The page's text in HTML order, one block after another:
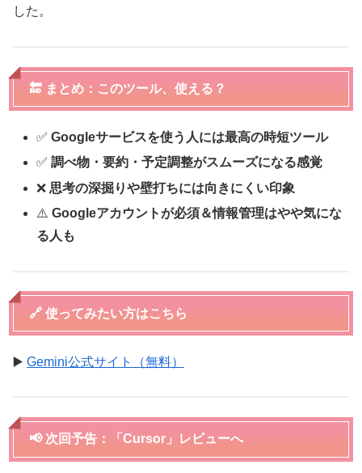
した。
🔚 まとめ：このツール、使える？
✅Googleサービスを使う人には最高の時短ツール
✅調べ物・要約・予定調整がスムーズになる感覚
❌思考の深掘りや壁打ちには向きにくい印象
⚠️Googleアカウントが必須＆情報管理はやや気にな
る人も
🔗 使ってみたい方はこちら
▶️ Gemini公式サイト（無料）
📢 次回予告：「Cursor」レビューへ